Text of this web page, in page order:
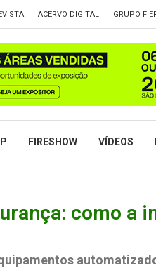
ACERVO DIGITAL GRUPO
FIRESHOW VÍDEOS
como a